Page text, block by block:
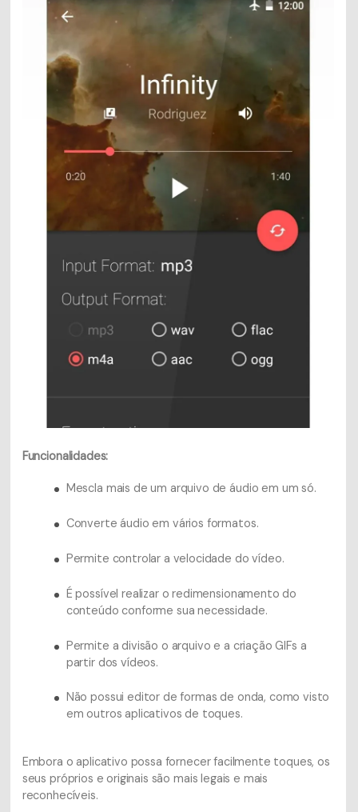
Funcionalidades:
Mescla mais de um arquivo de áudio em um só.
Converte áudio em vários formatos.
Permite controlar a velocidade do vídeo.
É possível realizar o redimensionamento do
conteúdo conforme sua necessidade.
Permite a divisão o arquivo e a criação GIFs a
partir dos vídeos.
Não possui editor de formas de onda, como visto
em outros aplicativos de toques.
Embora o aplicativo possa fornecer facilmente toques, os
seus próprios e originais são mais legais e mais
reconhecíveis.